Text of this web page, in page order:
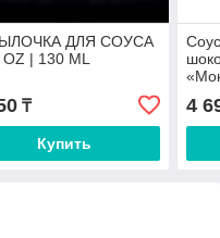
ДЛЯ СОУСА
OZ | 130 ML
₸
Купить
4